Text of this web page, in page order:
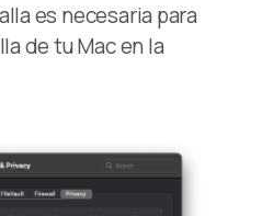
es necesaria para
de tu Mac en la